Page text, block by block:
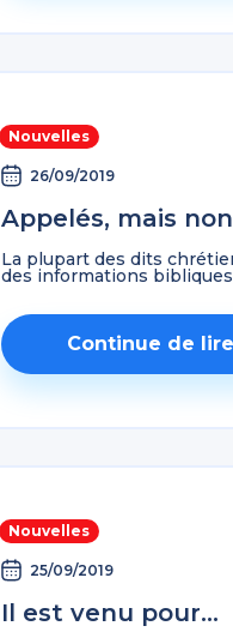
Nouvelles
26/09/2019
Appelés, mais
La plupart des dits
des informations
Continue de lire
Nouvelles
25/09/2019
Il est venu pour…